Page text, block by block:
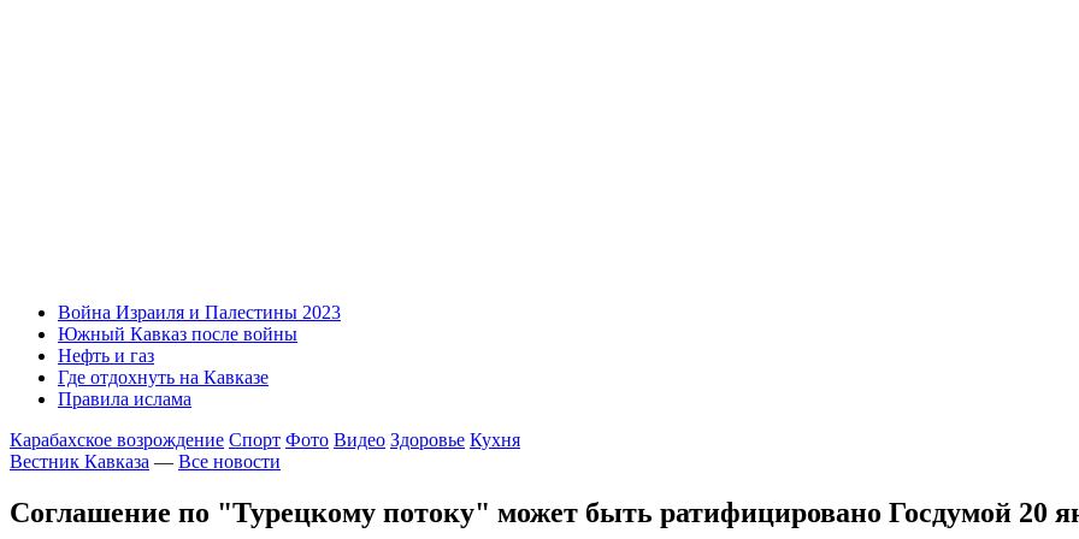
Война Израиля и Палестины 2023
Южный Кавказ после войны
Нефть и газ
Где отдохнуть на Кавказе
Правила ислама
Карабахское возрождение Спорт Фото Видео Здоровье Кухня
Вестник Кавказа — Все новости
Соглашение по "Турецкому потоку" может быть ратифицировано Госдумой 20